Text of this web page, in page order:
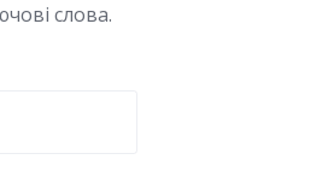
слова.